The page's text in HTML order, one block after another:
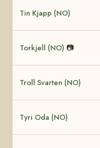
Tin Kjapp (NO)
Torkjell (NO) 📷
Troll Svarten (NO)
Tyri Oda (NO)